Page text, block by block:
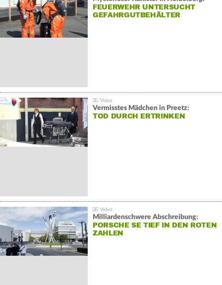
FEUERWEHR UNTERSUCHT
GEFAHRGUTBEHÄLTER
Vermisstes Mädchen in Preetz:
TOD DURCH ERTRINKEN
Milliardenschwere Abschreibung:
PORSCHE SE TIEF IN DEN ROTEN
ZAHLEN